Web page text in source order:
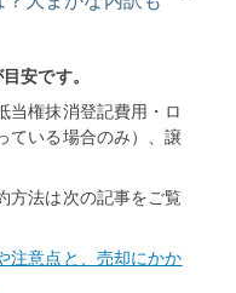
安です。
当権抹消登記費用・ロ
ている場合のみ）、譲
方法は次の記事をご覧
注意点と、売却にかか